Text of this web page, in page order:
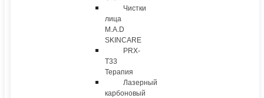
Чистки
лица
M.A.D
SKINCARE
PRX-
T33
Терапия
Лазерный
карбоновый